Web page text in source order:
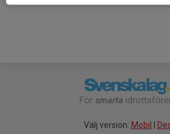
För smarta
Välj version: Mobil